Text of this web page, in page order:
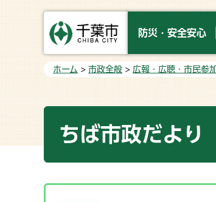
防災・安全安心
ホーム > 市政全般 > 広報・広聴・市民参加
ちば市政だよ